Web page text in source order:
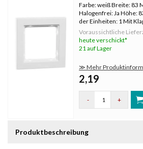
Farbe: weiß Breite: 83
Halogenfrei: Ja Höhe:
der Einheiten: 1 Mit
Oberflächenschutz:
Textfeld/
Werkstoffgüte:
Kunststoff Befestig
Voraussichtliche
heute verschickt*
21 auf Lager
≫ Mehr
2,19
- +
Produktbeschreibung